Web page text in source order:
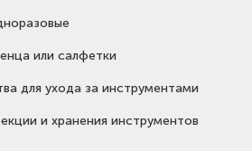
или салфетки
для ухода за инструментами
и хранения инструментов